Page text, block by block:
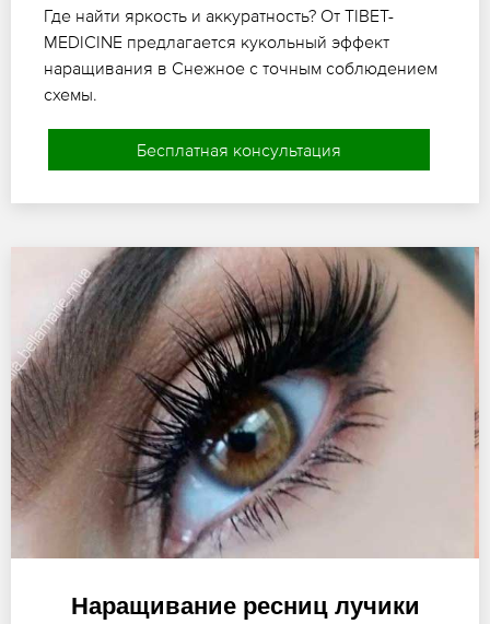
Где найти яркость и аккуратность? От TIBET-
MEDICINE предлагается кукольный эффект
наращивания в Снежное с точным соблюдением
схемы.
Бесплатная консультация
Наращивание ресниц лучики